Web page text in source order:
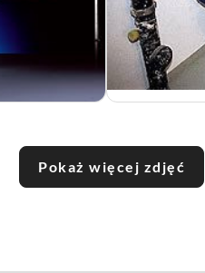
Pokaż więcej zdjęć